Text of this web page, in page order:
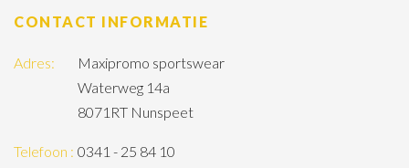
CONTACT INFORMATIE
Adres:
Maxipromo sportswear
Waterweg 14a
8071RT Nunspeet
Telefoon : 0341 - 25 84 10